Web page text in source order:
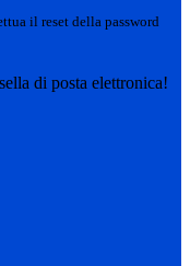
il reset della password
di posta elettronica!